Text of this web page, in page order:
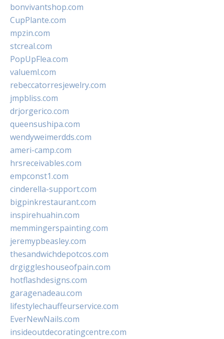
bonvivantshop.com
CupPlante.com
mpzin.com
stcreal.com
PopUpFlea.com
valueml.com
rebeccatorresjewelry.com
jmpbliss.com
drjorgerico.com
queensushipa.com
wendyweimerdds.com
ameri-camp.com
hrsreceivables.com
empconst1.com
cinderella-support.com
bigpinkrestaurant.com
inspirehuahin.com
memmingerspainting.com
jeremypbeasley.com
thesandwichdepotcos.com
drgiggleshouseofpain.com
hotflashdesigns.com
garagenadeau.com
lifestylechauffeurservice.com
EverNewNails.com
insideoutdecoratingcentre.com